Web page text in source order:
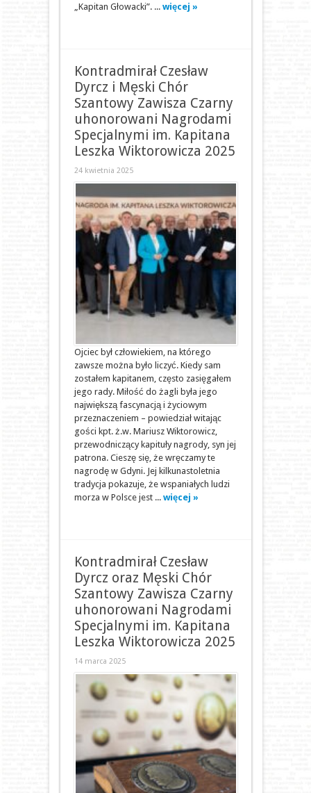
„Kapitan Głowacki”. ... więcej »
Kontradmirał Czesław
Dyrcz i Męski Chór
Szantowy Zawisza Czarny
uhonorowani Nagrodami
Specjalnymi im. Kapitana
Leszka Wiktorowicza 2025
24 kwietnia 2025
Ojciec był człowiekiem, na którego
zawsze można było liczyć. Kiedy sam
zostałem kapitanem, często zasięgałem
jego rady. Miłość do żagli była jego
największą fascynacją i życiowym
przeznaczeniem – powiedział witając
gości kpt. ż.w. Mariusz Wiktorowicz,
przewodniczący kapituły nagrody, syn jej
patrona. Cieszę się, że wręczamy te
nagrodę w Gdyni. Jej kilkunastoletnia
tradycja pokazuje, że wspaniałych ludzi
morza w Polsce jest ... więcej »
Kontradmirał Czesław
Dyrcz oraz Męski Chór
Szantowy Zawisza Czarny
uhonorowani Nagrodami
Specjalnymi im. Kapitana
Leszka Wiktorowicza 2025
14 marca 2025